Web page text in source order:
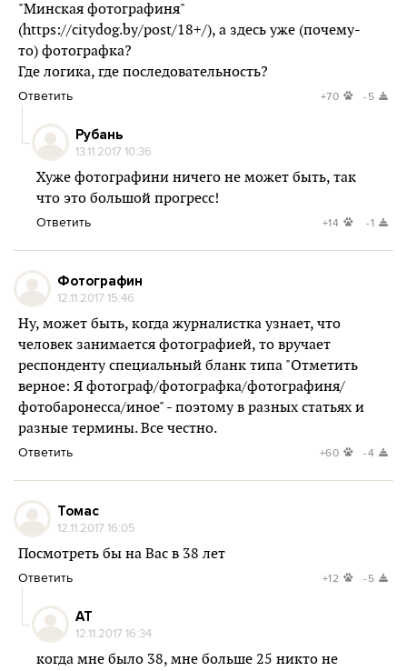
"Минская фотографиня"
(https://citydog.by/post/18+/), а здесь уже (почему-
то) фотографка?
Где логика, где последовательность?
Ответить +70 -5
Рубань
13.11.2017 10:36
Хуже фотографини ничего не может быть, так
что это большой прогресс!
Ответить +14 -1
Фотографин
12.11.2017 15:46
Ну, может быть, когда журналистка узнает, что
человек занимается фотографией, то вручает
респонденту специальный бланк типа "Отметить
верное: Я фотограф/фотографка/фотографиня/
фотобаронесса/иное" - поэтому в разных статьях и
разные термины. Все честно.
Ответить +60 -4
Томас
12.11.2017 16:05
Посмотреть бы на Вас в 38 лет
Ответить +12 -5
AT
12.11.2017 16:34
когда мне было 38, мне больше 25 никто не